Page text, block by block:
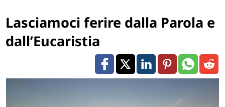
Lasciamoci ferire dalla Parola e
dall’Eucaristia